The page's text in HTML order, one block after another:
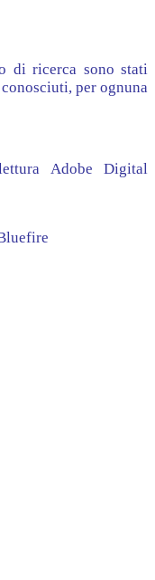
di ricerca sono stati
per ognuna
Adobe Digital